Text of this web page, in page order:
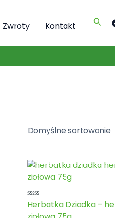
Zwroty Kontakt
Oceniono
0
na
Herbatka Dziadka –